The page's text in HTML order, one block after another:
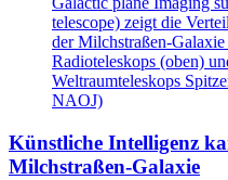
Künstliche Intelligenz
Milchstraßen-Galaxie